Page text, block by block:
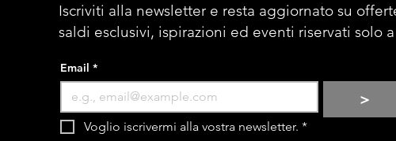
Iscriviti alla newsletter e resta aggiornato su
saldi esclusivi, ispirazioni ed eventi riservati solo
Email *
>
Voglio iscrivermi alla vostra newsletter. *